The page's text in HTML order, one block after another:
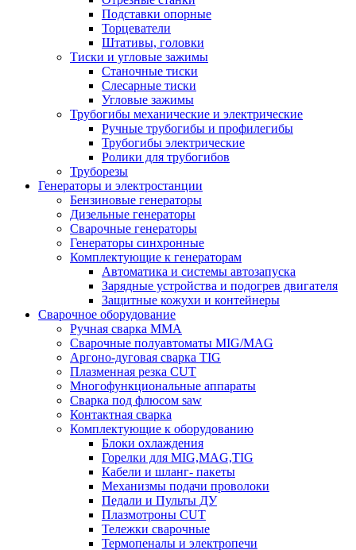
Подставки опорные
Торцеватели
Штативы, головки
Тиски и угловые зажимы
Станочные тиски
Слесарные тиски
Угловые зажимы
Трубогибы механические и электрические
Ручные трубогибы и профилегибы
Трубогибы электрические
Ролики для трубогибов
Труборезы
Генераторы и электростанции
Бензиновые генераторы
Дизельные генераторы
Сварочные генераторы
Генераторы синхронные
Комплектующие к генераторам
Автоматика и системы автозапуска
Зарядные устройства и подогрев двигателя
Защитные кожухи и контейнеры
Сварочное оборудование
Ручная сварка MMA
Сварочные полуавтоматы MIG/MAG
Аргоно-дуговая сварка TIG
Плазменная резка CUT
Многофункциональные аппараты
Сварка под флюсом saw
Контактная сварка
Комплектующие к оборудованию
Блоки охлаждения
Горелки для MIG,MAG,TIG
Кабели и шланг- пакеты
Механизмы подачи проволоки
Педали и Пульты ДУ
Плазмотроны CUT
Тележки сварочные
Термопеналы и электропечи